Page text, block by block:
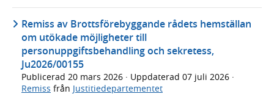
Remiss av Brottsförebyggande rådets hemställan
om utökade möjligheter till
personuppgiftsbehandling och sekretess,
Ju2026/00155
Publicerad 20 mars 2026 · Uppdaterad 07 juli 2026 ·
Remiss från Justitiedepartementet